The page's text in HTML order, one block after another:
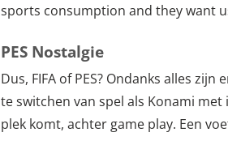
sports consumption and they want
PES Nostalgie
Dus, FIFA of PES? Ondanks alles
te switchen van spel als Konami
plek komt, achter game play. Een